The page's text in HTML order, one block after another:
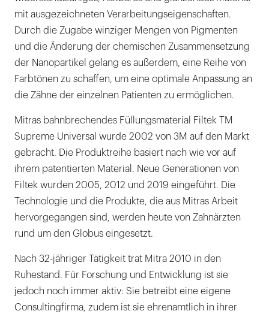
mit ausgezeichneten Verarbeitungseigenschaften.
Durch die Zugabe winziger Mengen von Pigmenten
und die Änderung der chemischen Zusammensetzung
der Nanopartikel gelang es außerdem, eine Reihe von
Farbtönen zu schaffen, um eine optimale Anpassung an
die Zähne der einzelnen Patienten zu ermöglichen.
Mitras bahnbrechendes Füllungsmaterial Filtek TM
Supreme Universal wurde 2002 von 3M auf den Markt
gebracht. Die Produktreihe basiert nach wie vor auf
ihrem patentierten Material. Neue Generationen von
Filtek wurden 2005, 2012 und 2019 eingeführt. Die
Technologie und die Produkte, die aus Mitras Arbeit
hervorgegangen sind, werden heute von Zahnärzten
rund um den Globus eingesetzt.
Nach 32-jähriger Tätigkeit trat Mitra 2010 in den
Ruhestand. Für Forschung und Entwicklung ist sie
jedoch noch immer aktiv: Sie betreibt eine eigene
Consultingfirma, zudem ist sie ehrenamtlich in ihrer